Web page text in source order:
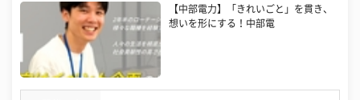
【中部電力】「きれいごと」を貫き、
想いを形にする！中部電